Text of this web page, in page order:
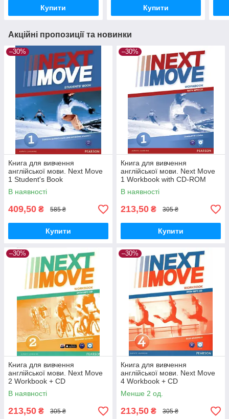
Купити Купити
Акційні пропозиції та новинки
–30%
Книга для вивчення
англійської мови. Next Move
1 Student's Book
В наявності
409,50 ₴ 585 ₴
Купити
–30%
Книга для вивчення
англійської мови. Next Move
1 Workbook with CD-ROM
В наявності
213,50 ₴ 305 ₴
Купити
–30%
Книга для вивчення
англійської мови. Next Move
2 Workbook + CD
В наявності
213,50 ₴ 305 ₴
–30%
Книга для вивчення
англійської мови. Next Move
4 Workbook + CD
Менше 2 од.
213,50 ₴ 305 ₴